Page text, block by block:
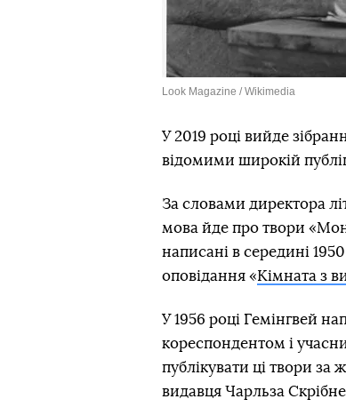
Look Magazine / Wikimedia
У 2019 році вийде
відомими широкій
За словами директора
мова йде про твори
написані в середині
оповідання «Кімната з
У 1956 році Гемінгвей
кореспондентом і
публікувати ці твори
видавця Чарльза